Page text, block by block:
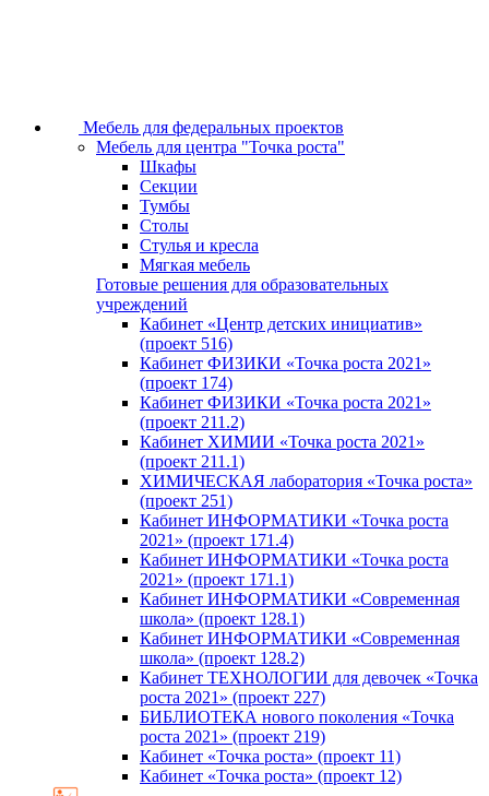
Мебель для федеральных проектов
Мебель для центра "Точка роста"
Шкафы
Секции
Тумбы
Столы
Стулья и кресла
Мягкая мебель
Готовые решения для образовательных
учреждений
Кабинет «Центр детских инициатив»
(проект 516)
Кабинет ФИЗИКИ «Точка роста 2021»
(проект 174)
Кабинет ФИЗИКИ «Точка роста 2021»
(проект 211.2)
Кабинет ХИМИИ «Точка роста 2021»
(проект 211.1)
ХИМИЧЕСКАЯ лаборатория «Точка роста»
(проект 251)
Кабинет ИНФОРМАТИКИ «Точка роста
2021» (проект 171.4)
Кабинет ИНФОРМАТИКИ «Точка роста
2021» (проект 171.1)
Кабинет ИНФОРМАТИКИ «Современная
школа» (проект 128.1)
Кабинет ИНФОРМАТИКИ «Современная
школа» (проект 128.2)
Кабинет ТЕХНОЛОГИИ для девочек «Точка
роста 2021» (проект 227)
БИБЛИОТЕКА нового поколения «Точка
роста 2021» (проект 219)
Кабинет «Точка роста» (проект 11)
Кабинет «Точка роста» (проект 12)